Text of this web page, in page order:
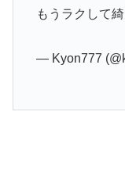
もうラクして
— Kyon777